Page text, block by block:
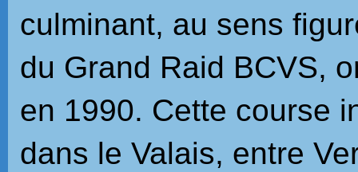
culminant, au sens
du Grand Raid BCVS,
en 1990. Cette course
dans le Valais, entre